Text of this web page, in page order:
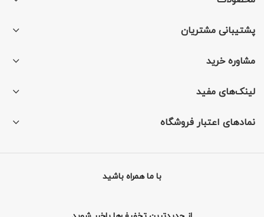
پشتیبانی مشتریان
مشاوره خرید
لینک‌های مفید
نمادهای اعتبار فروشگاه
با ما همراه باشید